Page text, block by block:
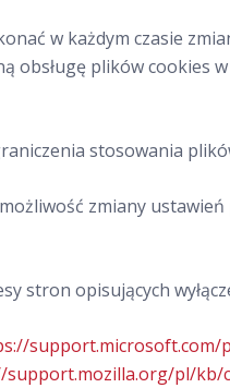
w każdym czasie
obsługę plików cookies
stosowania
zmiany
stron opisujących
support.microsoft.com/
support.mozilla.org/pl/kb/